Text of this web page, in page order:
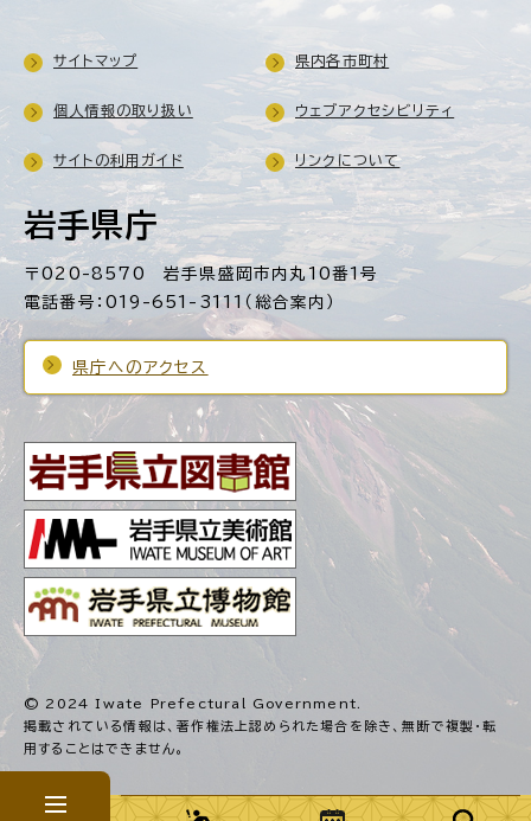
岩手県庁
〒020-8570 岩手県盛岡市内丸10番1号
電話番号：019-651-3111（総合案内）
県庁へのアクセス
サイトマップ 県内各市町村
個人情報の取り扱い ウェブアクセシビリティ
サイトの利用ガイド リンクについて
© 2024 Iwate Prefectural Government.
掲載されている情報は、著作権法上認められた場合を除き、無断で複製・転
用することはできません。